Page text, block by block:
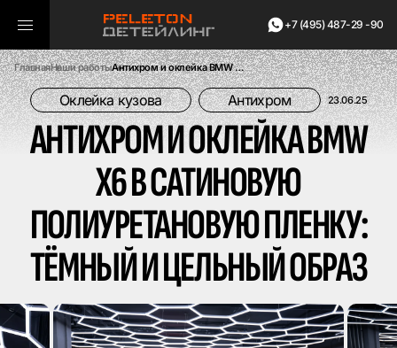
+7 (495) 487-29 -90
ГлавнаяНаши работы Антихром и оклейка BMW X6 в сатиновую полиуретановую пленку: тёмный и цельный образ
Оклейка кузова Антихром 23.06.25
АНТИХРОМ И ОКЛЕЙКА BMW
X6 В САТИНОВУЮ
ПОЛИУРЕТАНОВУЮ ПЛЕНКУ:
ТЁМНЫЙ И ЦЕЛЬНЫЙ ОБРАЗ